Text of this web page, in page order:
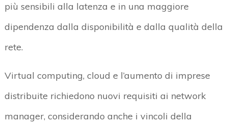
più sensibili alla latenza e in una maggiore
dipendenza dalla disponibilità e dalla qualità della
rete.
Virtual computing, cloud e l’aumento di imprese
distribuite richiedono nuovi requisiti ai network
manager, considerando anche i vincoli della